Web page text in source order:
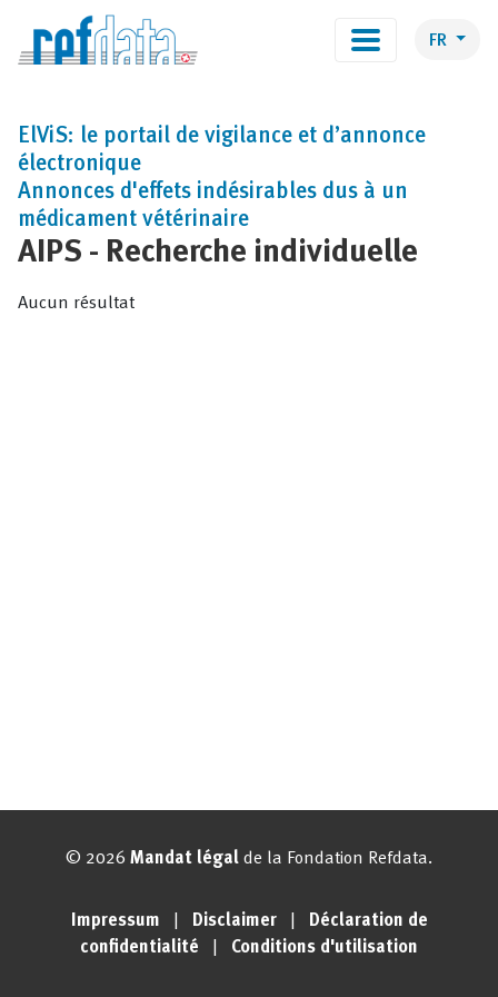
FR
AIPS - Recherche individuelle
ElViS: le portail de vigilance et d’annonce
électronique
Annonces d'effets indésirables dus à un
médicament vétérinaire
Aucun résultat
© 2026 Mandat légal de la Fondation Refdata.
Impressum Disclaimer|
Déclaration de
confidentialité
Conditions d'utilisation